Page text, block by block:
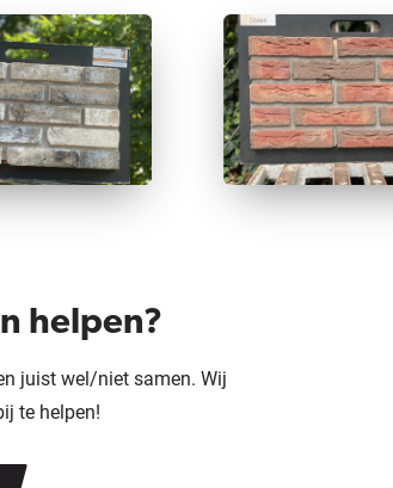
helpen?
juist wel/niet samen. Wij
te helpen!